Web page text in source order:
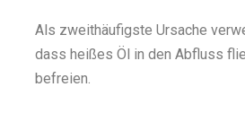
Als zweithäufigste Ursache
dass heißes Öl in den Abfluss
befreien.